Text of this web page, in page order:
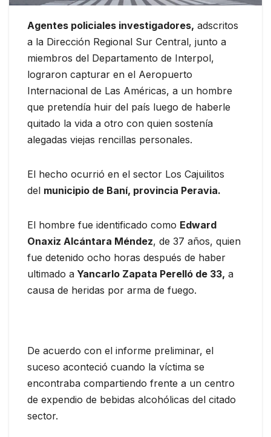
Agentes policiales investigadores, adscritos
a la Dirección Regional Sur Central, junto a
miembros del Departamento de Interpol,
lograron capturar en el Aeropuerto
Internacional de Las Américas, a un hombre
que pretendía huir del país luego de haberle
quitado la vida a otro con quien sostenía
alegadas viejas rencillas personales.
El hecho ocurrió en el sector Los Cajuilitos
del municipio de Baní, provincia Peravia.
El hombre fue identificado como Edward
Onaxiz Alcántara Méndez, de 37 años, quien
fue detenido ocho horas después de haber
ultimado a Yancarlo Zapata Perelló de 33, a
causa de heridas por arma de fuego.
De acuerdo con el informe preliminar, el
suceso aconteció cuando la víctima se
encontraba compartiendo frente a un centro
de expendio de bebidas alcohólicas del citado
sector.